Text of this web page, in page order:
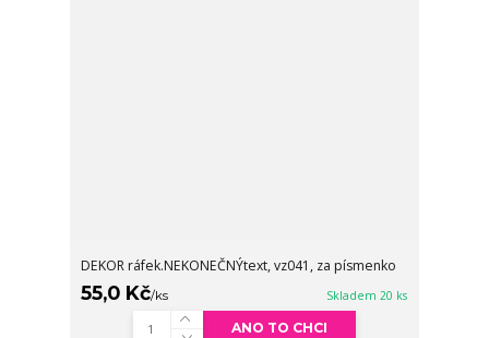
DEKOR ráfek.NEKONEČNÝtext, vz041, za písmenko
55,0 Kč/ks Skladem 20 ks
ANO TO CHCI